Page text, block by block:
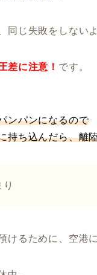
同じ失敗をしない
差に注意！ です。
ンパンになるので
持ち込んだら、離
けるために、空港